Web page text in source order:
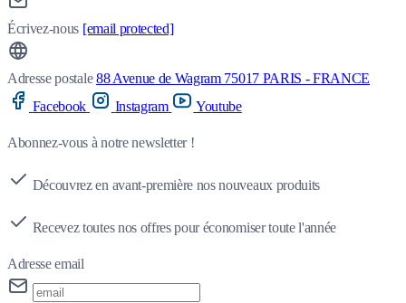
Écrivez-nous [email protected]
Adresse postale 88 Avenue de Wagram 75017 PARIS - FRANCE
Facebook
Instagram Youtube
Abonnez-vous à notre newsletter !
Découvrez en avant-première nos nouveaux produits
Recevez toutes nos offres pour économiser toute l'année
Adresse email